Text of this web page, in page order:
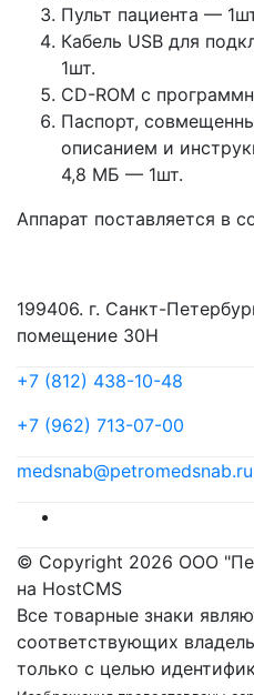
Пульт пациента —
Кабель USB для
1шт.
CD-ROM с
Паспорт,
описанием и
4,8 МБ — 1шт.
Аппарат поставляется в
199406. г. Санкт-
помещение 30Н
+7 (812) 438-10-48
+7 (962) 713-07-00
medsnab@petromedsnab.ru
© Copyright 2026 ООО
на HostCMS
Все товарные знаки
соответствующих
только с целью